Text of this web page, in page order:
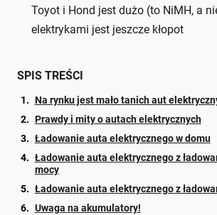
Toyot i Hond jest dużo (to NiMH, a
elektrykami jest jeszcze kłopot
SPIS TREŚCI
Na rynku jest mało tanich aut
Prawdy i mity o autach elektrycznych
Ładowanie auta elektrycznego w domu
Ładowanie auta elektrycznego z
mocy
Ładowanie auta elektrycznego z
Uwaga na akumulatory!